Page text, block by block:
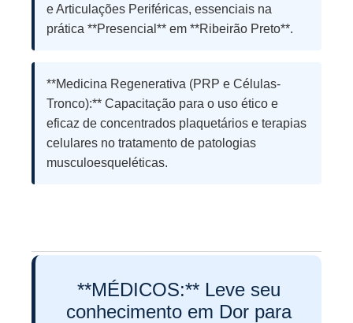
e Articulações Periféricas, essenciais na
prática **Presencial** em **Ribeirão Preto**.
**Medicina Regenerativa (PRP e Células-
Tronco):** Capacitação para o uso ético e
eficaz de concentrados plaquetários e terapias
celulares no tratamento de patologias
musculoesqueléticas.
**MÉDICOS:** Leve seu
conhecimento em Dor para